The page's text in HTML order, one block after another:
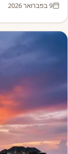
9 בפברואר 2026